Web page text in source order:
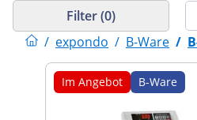
/ expondo / B-Ware /
Filter (0)
Im Angebot B-Ware